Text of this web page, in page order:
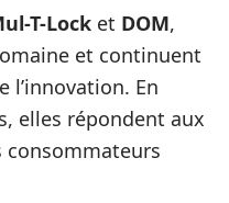
T-Lock et DOM,
et continuent
l’innovation. En
elles répondent aux
consommateurs